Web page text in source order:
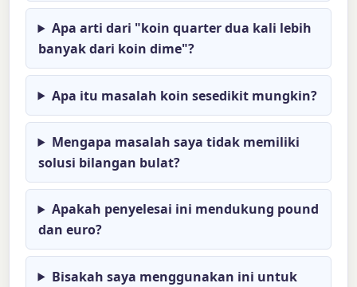
Apa arti dari "koin quarter dua kali lebih
banyak dari koin dime"?
Apa itu masalah koin sesedikit mungkin?
Mengapa masalah saya tidak memiliki
solusi bilangan bulat?
Apakah penyelesai ini mendukung pound
dan euro?
Bisakah saya menggunakan ini untuk